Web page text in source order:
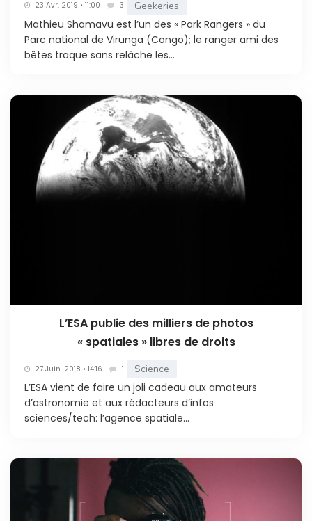
23 Avr. 2019 • 11:00 3 Geekeries
Mathieu Shamavu est l’un des « Park Rangers » du
Parc national de Virunga (Congo); le ranger ami des
bêtes traque sans relâche les...
L’ESA publie des milliers de photos
« spatiales » libres de droits
27 Juin. 2018 • 14:16 1 Science
L’ESA vient de faire un joli cadeau aux amateurs
d’astronomie et aux rédacteurs d’infos
sciences/tech: l’agence spatiale...